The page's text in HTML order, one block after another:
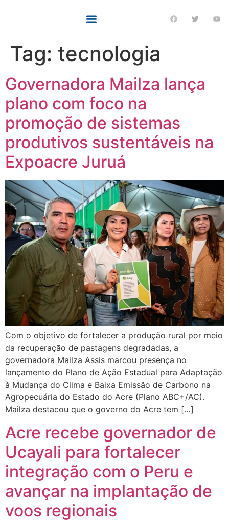
Tag: tecnologia
Governadora Mailza lança
plano com foco na
promoção de sistemas
produtivos sustentáveis na
Expoacre Juruá
Com o objetivo de fortalecer a produção rural por meio
da recuperação de pastagens degradadas, a
governadora Mailza Assis marcou presença no
lançamento do Plano de Ação Estadual para Adaptação
à Mudança do Clima e Baixa Emissão de Carbono na
Agropecuária do Estado do Acre (Plano ABC+/AC).
Mailza destacou que o governo do Acre tem […]
Acre recebe governador de
Ucayali para fortalecer
integração com o Peru e
avançar na implantação de
voos regionais